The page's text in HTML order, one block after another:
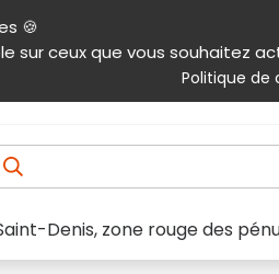
🍪
sur ceux que vous souhaitez
Politique de
principal
Produits & services
Denis, zone rouge des